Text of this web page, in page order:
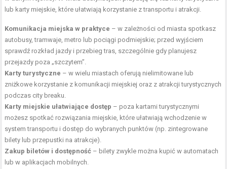
lub karty miejskie, które ułatwiają korzystanie z transportu i atrakcji.
Komunikacja miejska w praktyce – w zależności od miasta spotkasz
autobusy, tramwaje, metro lub pociągi podmiejskie; przed wyjściem
sprawdź rozkład jazdy i przebieg tras, szczególnie gdy planujesz
przejazdy poza „szczytem”.
Karty turystyczne – w wielu miastach oferują nielimitowane lub
zniżkowe korzystanie z komunikacji miejskiej oraz z atrakcji turystycznych
podczas city breaku.
Karty miejskie ułatwiające dostęp – poza kartami turystycznymi
możesz spotkać rozwiązania miejskie, które ułatwiają wchodzenie w
system transportu i dostęp do wybranych punktów (np. zintegrowane
bilety lub przepustki na atrakcje).
Zakup biletów i dostępność – bilety zwykle można kupić w automatach
lub w aplikacjach mobilnych.